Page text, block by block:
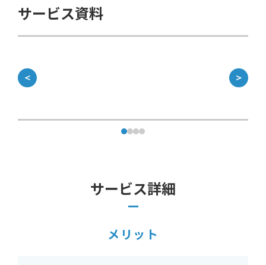
サービス資料
＜ ＞
サービス詳細
メリット